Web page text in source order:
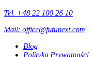
Tel. +48 22 100 26 10
Mail: office@futunext.com
Blog
Polityka Prywatności